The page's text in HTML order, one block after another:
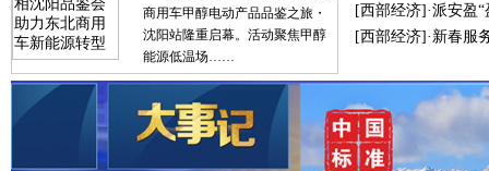
商用车甲醇电动产品品鉴之旅・
沈阳站隆重启幕。活动聚焦甲醇
能源低温场……
[西部经济]·派安盈
[西部经济]· 新春服